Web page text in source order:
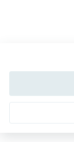
проба. К
прилагаются
незначительно
особенностей